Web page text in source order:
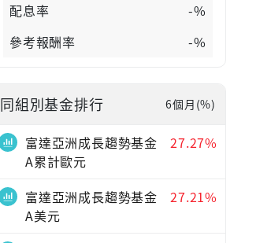
配息率
-%
參考報酬率
-%
同組別基金排行 6個月(%)
富達亞洲成長趨勢基金
A累計歐元
27.27%
富達亞洲成長趨勢基金
A美元
27.21%